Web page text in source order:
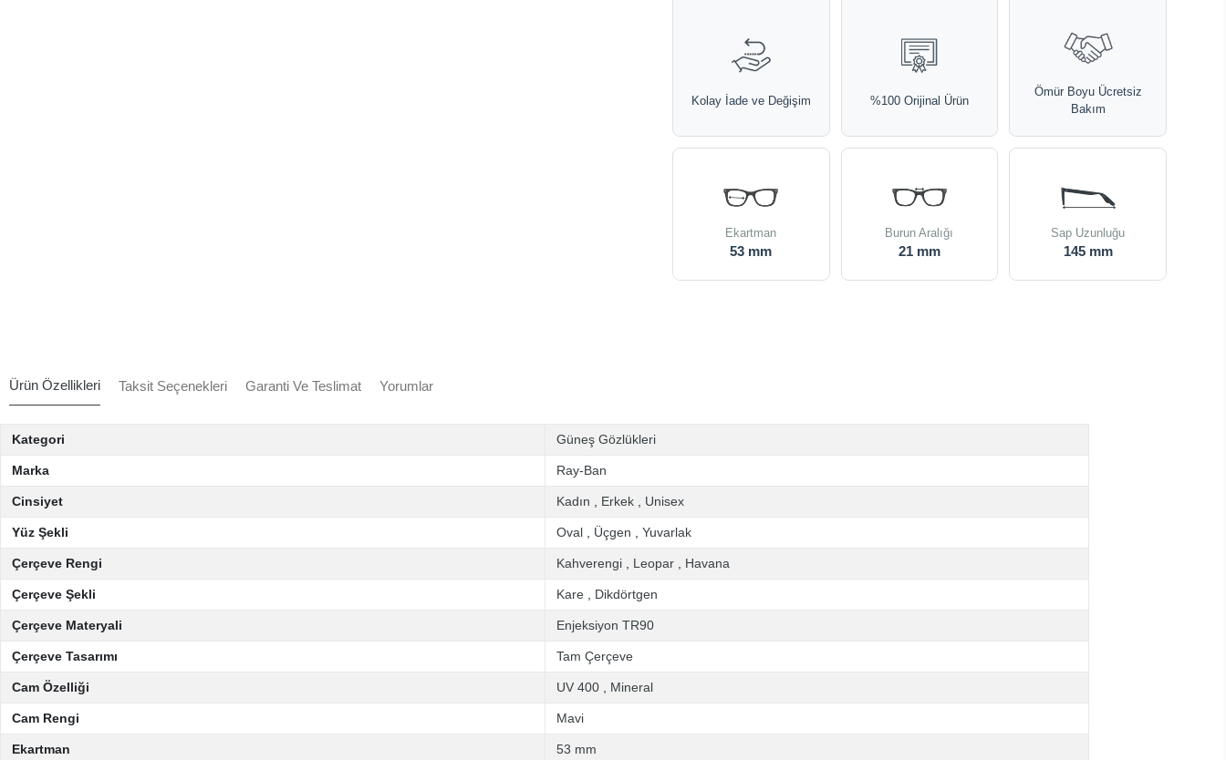
Kolay İade ve Değişim %100 Orijinal Ürün
Ömür Boyu Ücretsiz
Bakım
Ekartman
53 mm
Burun Aralığı
21 mm
Sap Uzunluğu
145 mm
Ürün Özellikleri Taksit Seçenekleri Garanti Ve Teslimat Yorumlar
Kategori Güneş Gözlükleri
Marka Ray-Ban
Cinsiyet Kadın Erkek Unisex
Yüz Şekli Oval Üçgen Yuvarlak
Çerçeve Rengi Kahverengi Leopar Havana
Çerçeve Şekli Kare Dikdörtgen
Çerçeve Materyali Enjeksiyon TR90
Çerçeve Tasarımı Tam Çerçeve
Cam Özelliği UV 400 Mineral
Cam Rengi Mavi
Ekartman 53 mm